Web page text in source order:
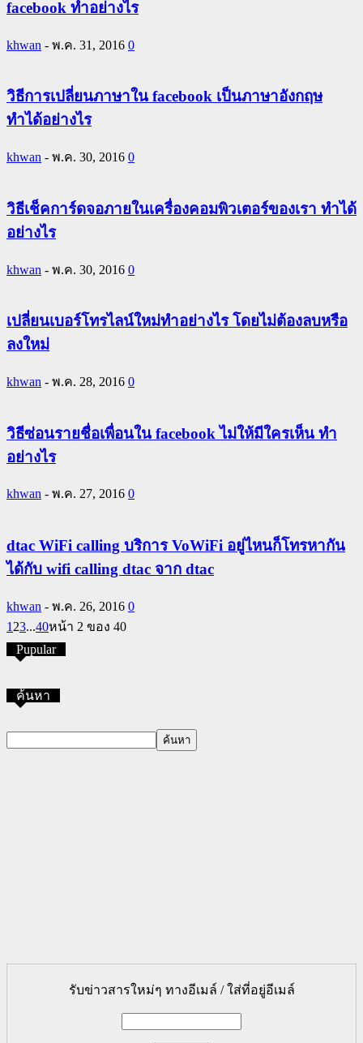
facebook ทำอย่างไร
khwan - พ.ค. 31, 2016 0
วิธีการเปลี่ยนภาษาใน facebook เป็นภาษาอังกฤษ
ทำได้อย่างไร
khwan - พ.ค. 30, 2016 0
วิธีเช็คการ์ดจอภายในเครื่องคอมพิวเตอร์ของเรา ทำได้
อย่างไร
khwan - พ.ค. 30, 2016 0
เปลี่ยนเบอร์โทรไลน์ใหม่ทำอย่างไร โดยไม่ต้องลบหรือ
ลงใหม่
khwan - พ.ค. 28, 2016 0
วิธีซ่อนรายชื่อเพื่อนใน facebook ไม่ให้มีใครเห็น ทำ
อย่างไร
khwan - พ.ค. 27, 2016 0
dtac WiFi calling บริการ VoWiFi อยู่ไหนก็โทรหากัน
ได้กับ wifi calling dtac จาก dtac
khwan - พ.ค. 26, 2016 0
1 23...40หน้า 2 ของ 40
Pupular
ค้นหา
รับข่าวสารใหม่ๆ ทางอีเมล์ / ใส่ที่อยู่อีเมล์